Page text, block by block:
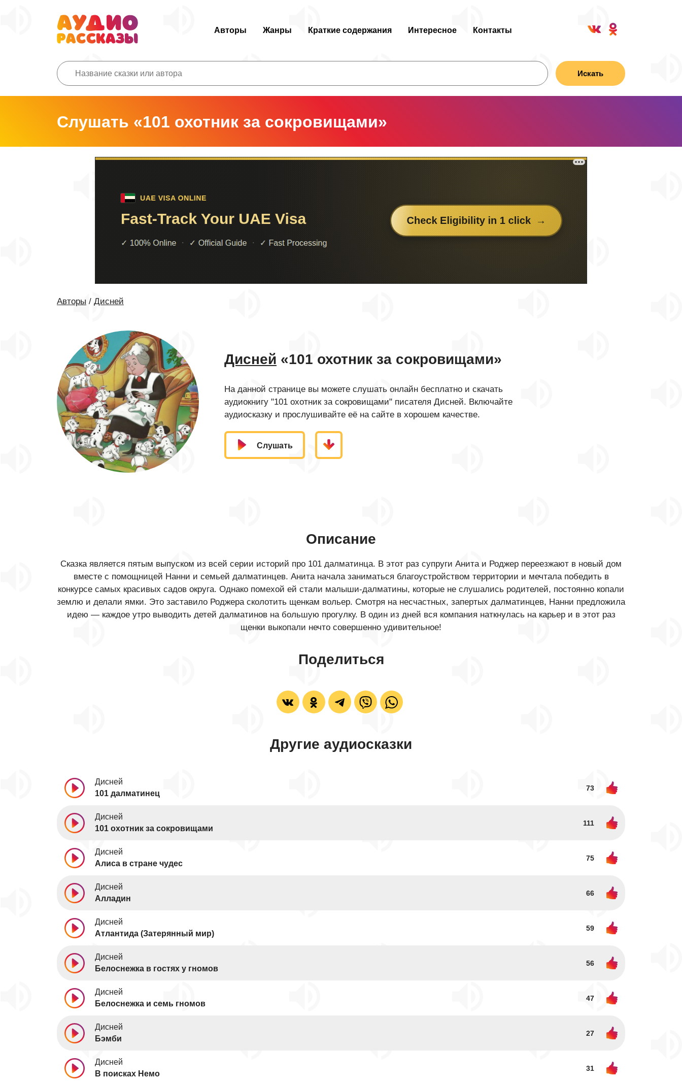
Авторы Жанры Краткие содержания Интересное Контакты
Искать
Слушать «101 охотник за сокровищами»
Авторы / Дисней
Дисней «101 охотник за сокровищами»
На данной странице вы можете слушать онлайн бесплатно и скачать
аудиокнигу "101 охотник за сокровищами" писателя Дисней. Включайте
аудиосказку и прослушивайте её на сайте в хорошем качестве.
Слушать
Описание
Сказка является пятым выпуском из всей серии историй про 101 далматинца. В этот раз супруги Анита и Роджер переезжают в новый дом
вместе с помощницей Нанни и семьей далматинцев. Анита начала заниматься благоустройством территории и мечтала победить в
конкурсе самых красивых садов округа. Однако помехой ей стали малыши-далматины, которые не слушались родителей, постоянно копали
землю и делали ямки. Это заставило Роджера сколотить щенкам вольер. Смотря на несчастных, запертых далматинцев, Нанни предложила
идею — каждое утро выводить детей далматинов на большую прогулку. В один из дней вся компания наткнулась на карьер и в этот раз
щенки выкопали нечто совершенно удивительное!
Поделиться
Другие аудиосказки
Дисней
101 далматинец
73
Дисней
101 охотник за сокровищами
111
Дисней
Алиса в стране чудес
75
Дисней
Алладин
66
Дисней
Атлантида (Затерянный мир)
59
Дисней
Белоснежка в гостях у гномов
56
Дисней
Белоснежка и семь гномов
47
Дисней
Бэмби
27
Дисней
В поисках Немо
31